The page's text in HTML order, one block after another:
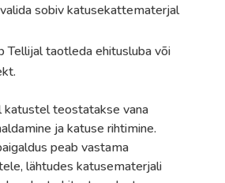
sobiv katusekattematerjal
Tellijal taotleda ehitusluba või
katustel teostatakse vana
ja katuse rihtimine.
peab vastama
lähtudes katusematerjali